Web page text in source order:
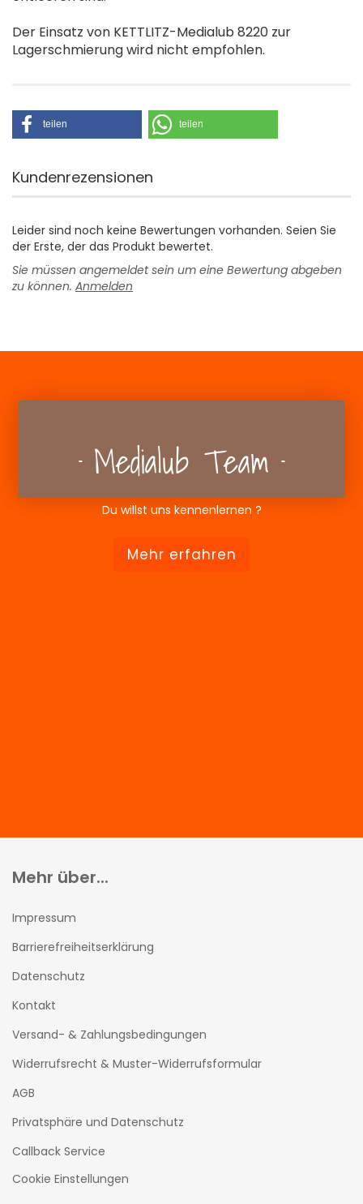
Der Einsatz von KETTLITZ-Medialub 8220 zur
Lagerschmierung wird nicht empfohlen.
teilen teilen
Kundenrezensionen
Leider sind noch keine Bewertungen vorhanden. Seien Sie
der Erste, der das Produkt bewertet.
Sie müssen angemeldet sein um eine Bewertung abgeben
zu können. Anmelden
Medialub Team
Du willst uns kennenlernen ?
Mehr erfahren
Mehr über...
Impressum
Barrierefreiheitserklärung
Datenschutz
Kontakt
Versand- & Zahlungsbedingungen
Widerrufsrecht & Muster-Widerrufsformular
AGB
Privatsphäre und Datenschutz
Callback Service
Cookie Einstellungen